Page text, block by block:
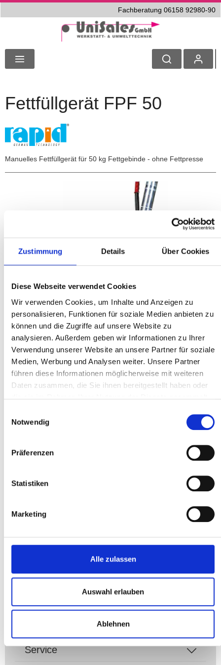
Zustimmung Details Über Cookies
Diese Webseite verwendet Cookies
Wir verwenden Cookies, um Inhalte und Anzeigen zu
personalisieren, Funktionen für soziale Medien anbieten zu
können und die Zugriffe auf unsere Website zu
analysieren. Außerdem geben wir Informationen zu Ihrer
Verwendung unserer Website an unsere Partner für soziale
Medien, Werbung und Analysen weiter. Unsere Partner
führen diese Informationen möglicherweise mit weiteren
Daten zusammen, die Sie ihnen bereitgestellt haben oder
Notwendig
Präferenzen
Statistiken
Marketing
Alle zulassen
Auswahl erlauben
Ablehnen
Fachberatung 06158 92980-90
Fettfüllgerät FPF 50
Manuelles Fettfüllgerät für 50 kg Fettgebinde - ohne Fettpresse
205,25 €* %
Produktnummer:
Hersteller:
Zahlungsarten
Ihre UniSales-Vorteile
Service